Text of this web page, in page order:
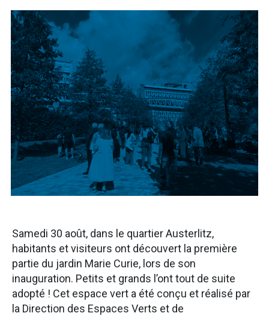
Samedi 30 août, dans le quartier Austerlitz,
habitants et visiteurs ont découvert la première
partie du jardin Marie Curie, lors de son
inauguration. Petits et grands l’ont tout de suite
adopté ! Cet espace vert a été conçu et réalisé par
la Direction des Espaces Verts et de